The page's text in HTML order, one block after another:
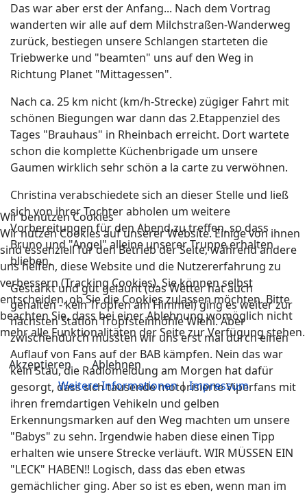
Das war aber erst der Anfang... Nach dem Vortrag
wanderten wir alle auf dem Milchstraßen-Wanderweg
zurück, bestiegen unsere Schlangen starteten die
Triebwerke und "beamten" uns auf den Weg in
Richtung Planet "Mittagessen".
Nach ca. 25 km nicht (km/h-Strecke) zügiger Fahrt mit
schönen Biegungen war dann das 2.Etappenziel des
Tages "Brauhaus" in Rheinbach erreicht. Dort wartete
schon die komplette Küchenbrigade um unsere
Gaumen wirklich sehr schön a la carte zu verwöhnen.
Christina verabschiedete sich an dieser Stelle und ließ
sich von ihrer Tochter abholen um weitere
Vorbereitungen für den Abend zu treffen, so dass
Bruno und "Angel" alleine unserer Truppe erhalten
blieben.
Gestärkt und gut gelaunt (das Wetter hat auch
gehalten - kein Tropfen am Himmel) ging es weiter zur
nächsten Station Tropfsteinhöhle Wiehl. Aber
zwischendurch mussten wir uns erst mal durch einen
Auflauf von Fans auf der BAB kämpfen. Nein das war
kein Stau, die Radiomeldung am Morgen hat dafür
gesorgt, dass sich tausende motorisierte Viperfans mit
ihren fremdartigen Vehikeln und gelben
Erkennungsmarken auf den Weg machten um unsere
"Babys" zu sehn. Irgendwie haben diese einen Tipp
erhalten wie unsere Strecke verläuft. WIR MÜSSEN EIN
"LECK" HABEN!! Logisch, dass das eben etwas
gemächlicher ging. Aber so ist es eben, wenn man im
Wir benutzen Cookies
Wir nutzen Cookies auf unserer Website. Einige von ihnen
sind essenziell für den Betrieb der Seite, während andere
uns helfen, diese Website und die Nutzererfahrung zu
verbessern (Tracking Cookies). Sie können selbst
entscheiden, ob Sie die Cookies zulassen möchten. Bitte
beachten Sie, dass bei einer Ablehnung womöglich nicht
mehr alle Funktionalitäten der Seite zur Verfügung stehen.
Akzeptieren
Ablehnen
Weitere Informationen|Impressum